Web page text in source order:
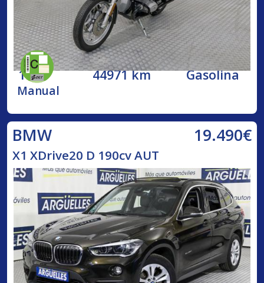
1984 44971 km Gasolina
Manual
BMW 19.490€
X1 XDrive20 D 190cv AUT